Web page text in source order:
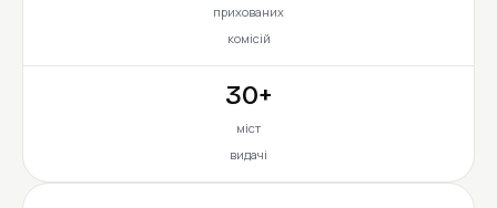
прихованих
комісій
30+
міст
видачі